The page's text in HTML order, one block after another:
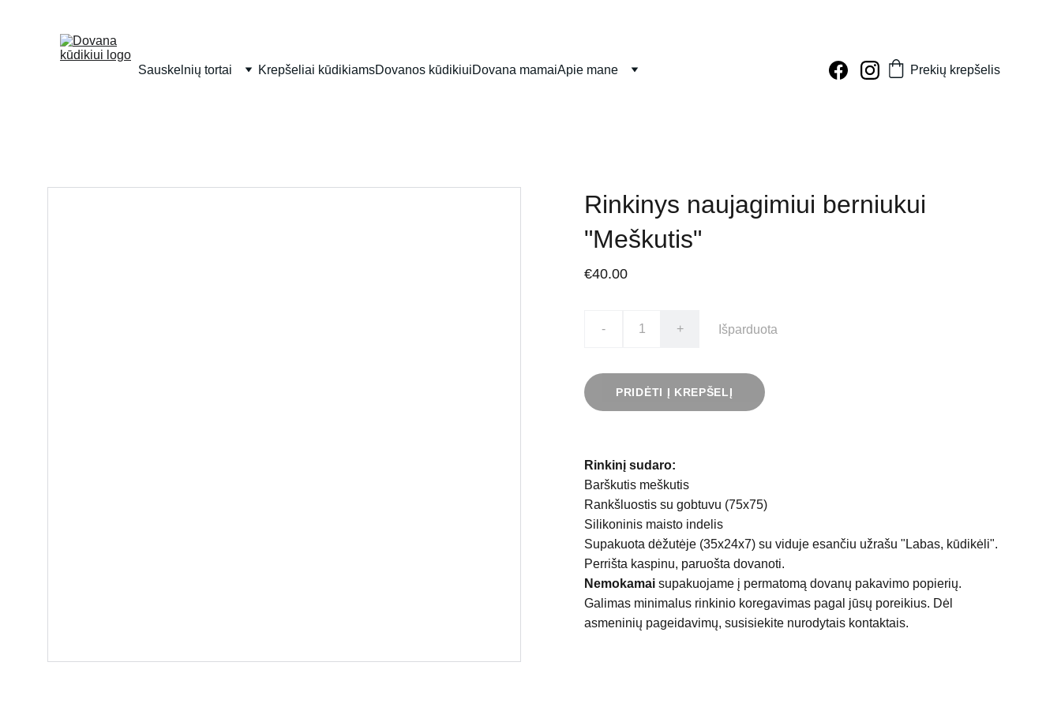
Sauskelnių tortai Krepšeliai kūdikiamsDovanos kūdikiuiDovana mamaiApie mane Prekių krepšelis
Rinkinys naujagimiui berniukui
"Meškutis"
€40.00
- + Išparduota
PRIDĖTI Į KREPŠELĮ
Rinkinį sudaro:
Barškutis meškutis
Rankšluostis su gobtuvu (75x75)
Silikoninis maisto indelis
Supakuota dėžutėje (35x24x7) su viduje esančiu užrašu "Labas, kūdikėli".
Perrišta kaspinu, paruošta dovanoti.
Nemokamai supakuojame į permatomą dovanų pakavimo popierių.
Galimas minimalus rinkinio koregavimas pagal jūsų poreikius. Dėl
asmeninių pageidavimų, susisiekite nurodytais kontaktais.